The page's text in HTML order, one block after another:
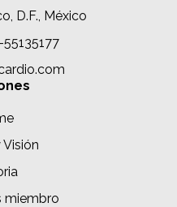
D.F., México
Visión
miembro